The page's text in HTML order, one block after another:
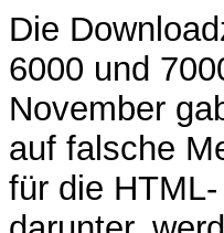
Die
6000 und
November
auf falsche
für die